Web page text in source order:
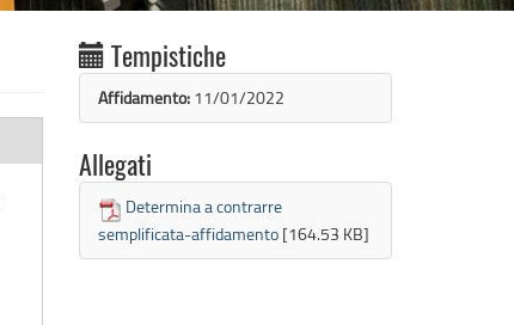
Tempistiche
Affidamento: 11/01/2022
Allegati
Determina a contrarre
semplificata-affidamento [164.53 KB]